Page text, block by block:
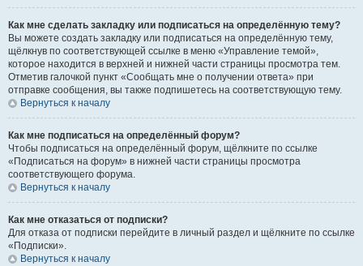
Как мне сделать закладку или подписаться на определённую тему?
Вы можете создать закладку или подписаться на определённую тему,
щёлкнув по соответствующей ссылке в меню «Управление темой»,
которое находится в верхней и нижней части страницы просмотра тем.
Отметив галочкой пункт «Сообщать мне о получении ответа» при
отправке сообщения, вы также подпишетесь на соответствующую тему.
Вернуться к началу
Как мне подписаться на определённый форум?
Чтобы подписаться на определённый форум, щёлкните по ссылке
«Подписаться на форум» в нижней части страницы просмотра
соответствующего форума.
Вернуться к началу
Как мне отказаться от подписки?
Для отказа от подписки перейдите в личный раздел и щёлкните по ссылке
«Подписки».
Вернуться к началу